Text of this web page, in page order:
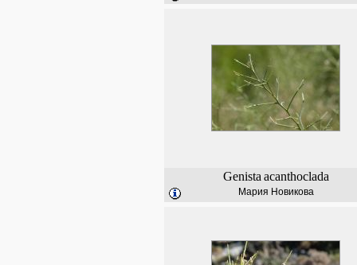
Genista acanthoclada
Мария Новикова